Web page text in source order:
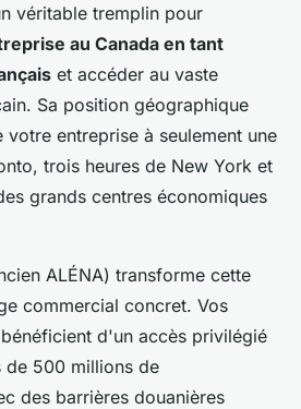
véritable tremplin pour
au Canada en tant
et accéder au vaste
Sa position géographique
entreprise à seulement une
trois heures de New York et
grands centres économiques
ALÉNA) transforme cette
commercial concret. Vos
d'un accès privilégié
de 500 millions de
des barrières douanières